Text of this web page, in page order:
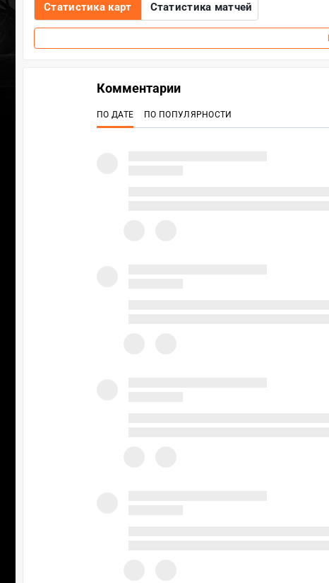
Статистика карт Статистика матчей
Комментарии
ПО ДАТЕ ПО ПОПУЛЯРНОСТИ